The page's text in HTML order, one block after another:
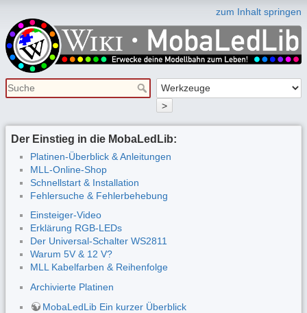
zum Inhalt springen
>
Der Einstieg in die MobaLedLib:
Platinen-Überblick & Anleitungen
MLL-Online-Shop
Schnellstart & Installation
Fehlersuche & Fehlerbehebung
Einsteiger-Video
Erklärung RGB-LEDs
Der Universal-Schalter WS2811
Warum 5V & 12 V?
MLL Kabelfarben & Reihenfolge
Archivierte Platinen
MobaLedLib Ein kurzer Überblick